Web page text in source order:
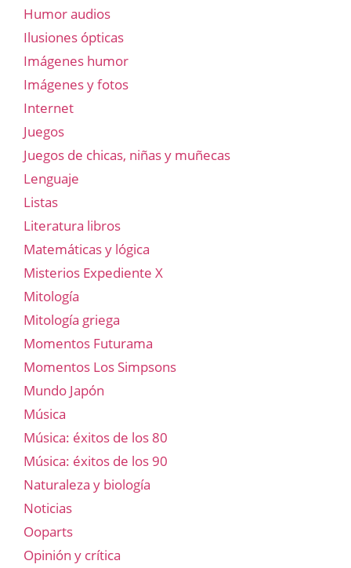
Humor audios
Ilusiones ópticas
Imágenes humor
Imágenes y fotos
Internet
Juegos
Juegos de chicas, niñas y muñecas
Lenguaje
Listas
Literatura libros
Matemáticas y lógica
Misterios Expediente X
Mitología
Mitología griega
Momentos Futurama
Momentos Los Simpsons
Mundo Japón
Música
Música: éxitos de los 80
Música: éxitos de los 90
Naturaleza y biología
Noticias
Ooparts
Opinión y crítica